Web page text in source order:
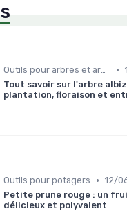
Outils pour arbres et arbustes •
Tout savoir sur l'arbre
plantation, floraison et
Outils pour potagers • 12/
Petite prune rouge : un
délicieux et polyvalent